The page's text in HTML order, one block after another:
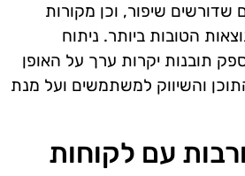
שדורשים שיפור, וכן מקורות
הטובות ביותר. ניתוח
תובנות יקרות ערך על האופן
והשיווק למשתמשים ועל מנת
עם לקוחות